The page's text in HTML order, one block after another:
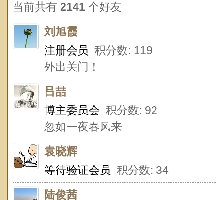
当前共有 2141 个好友
刘旭霞
注册会员 积分数: 119
外出关门！
吕喆
博主委员会 积分数: 92
忽如一夜春风来
袁晓辉
等待验证会员 积分数: 34
陆俊茜